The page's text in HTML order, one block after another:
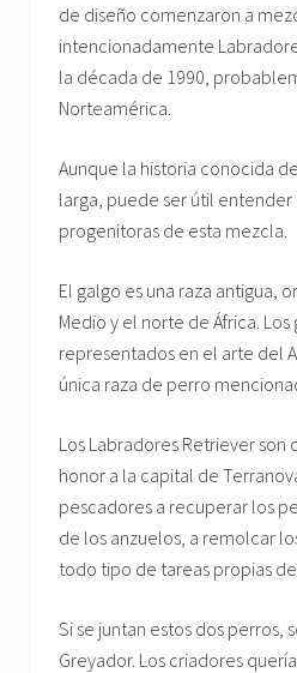
de diseño comenzaron a
intencionadamente
la década de 1990,
Norteamérica.
Aunque la historia conocida
larga, puede ser útil entender
progenitoras de esta mezcla.
El galgo es una raza antigua,
Medio y el norte de África. Los
representados en el arte del
única raza de perro
Los Labradores Retriever son
honor a la capital de
pescadores a recuperar los
de los anzuelos, a remolcar
todo tipo de tareas propias
Si se juntan estos dos perros,
Greyador. Los criadores